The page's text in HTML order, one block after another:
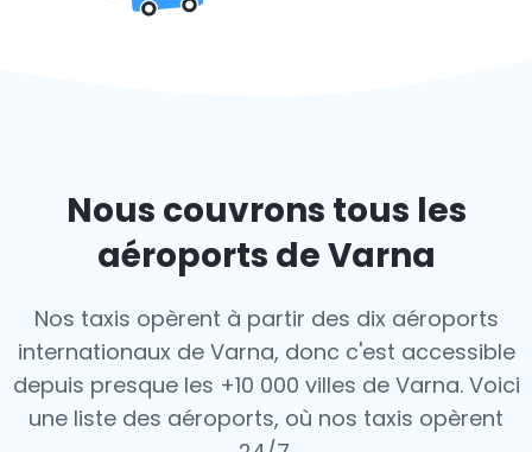
Nous couvrons tous les
aéroports de Varna
Nos taxis opèrent à partir des dix aéroports
internationaux de Varna, donc c'est accessible
depuis presque les +10 000 villes de Varna. Voici
une liste des aéroports, où nos taxis opèrent